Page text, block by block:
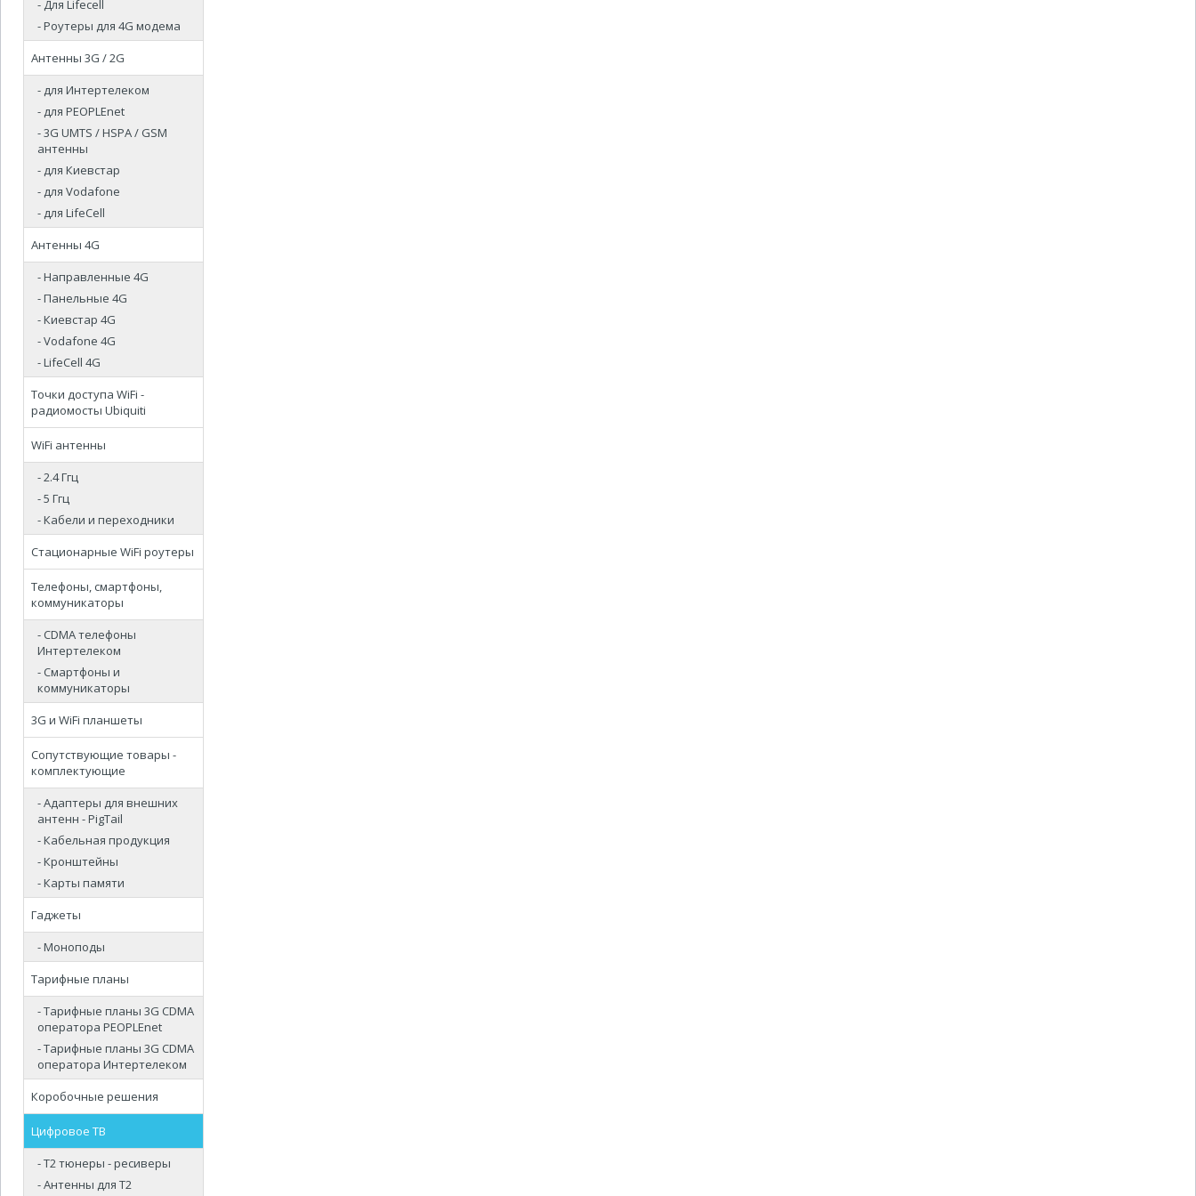
- Для Lifecell
- Роутеры для 4G модема
Антенны 3G / 2G
- для Интертелеком
- для PEOPLEnet
- 3G UMTS / HSPA / GSM
антенны
- для Киевстар
- для Vodafone
- для LifeCell
Антенны 4G
- Направленные 4G
- Панельные 4G
- Киевстар 4G
- Vodafone 4G
- LifeCell 4G
Точки доступа WiFi -
радиомосты Ubiquiti
WiFi антенны
- 2.4 Ггц
- 5 Ггц
- Кабели и переходники
Стационарные WiFi роутеры
Телефоны, смартфоны,
коммуникаторы
- CDMA телефоны
Интертелеком
- Смартфоны и
коммуникаторы
3G и WiFi планшеты
Сопутствующие товары -
комплектующие
- Адаптеры для внешних
антенн - PigTail
- Кабельная продукция
- Кронштейны
- Карты памяти
Гаджеты
- Моноподы
Тарифные планы
- Тарифные планы 3G CDMA
оператора PEOPLEnet
- Тарифные планы 3G CDMA
оператора Интертелеком
Коробочные решения
Цифровое ТВ
- Т2 тюнеры - ресиверы
- Антенны для Т2